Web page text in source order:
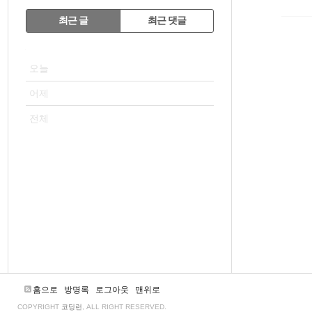
RECENTLY
최근 글 최근 댓글
오늘
어제
전체
홈으로 방명록 로그아웃 맨위로
COPYRIGHT 코딩런 , ALL RIGHT RESERVED.